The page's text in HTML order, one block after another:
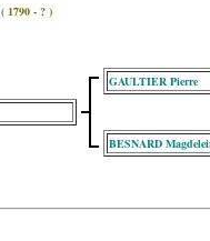
( 1790 - ? )
GAULTIER Pierre
BESNARD